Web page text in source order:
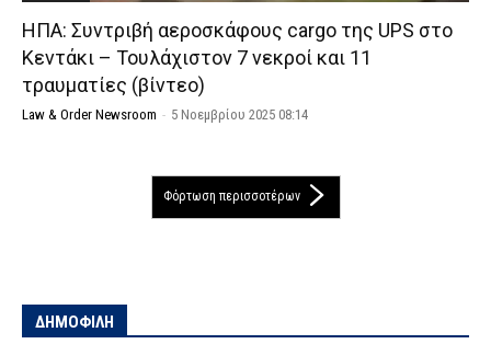
ΗΠΑ: Συντριβή αεροσκάφους cargo της UPS στο
Κεντάκι – Τουλάχιστον 7 νεκροί και 11
τραυματίες (βίντεο)
Law & Order Newsroom - 5 Νοεμβρίου 2025 08:14
Φόρτωση περισσοτέρων
ΔΗΜΟΦΙΛΗ